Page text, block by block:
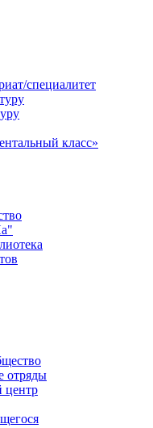
специалитет
класс»
отряды
центр